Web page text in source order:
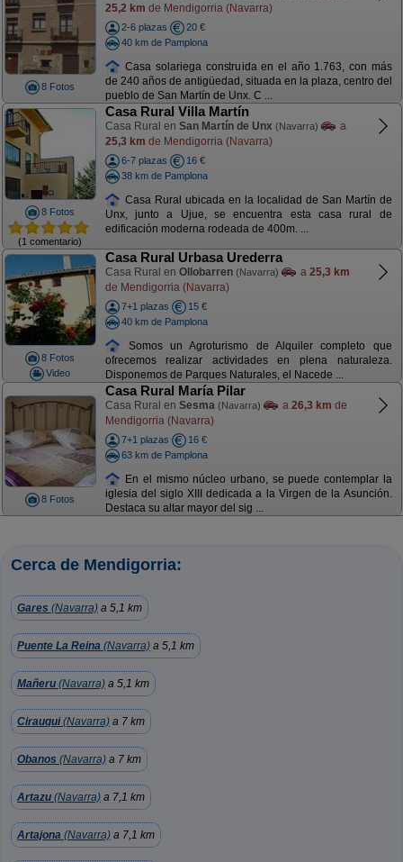
8 Fotos
25,2 km de Mendigorria (Navarra)
2-6 plazas
20 €
40 km de Pamplona
Casa solariega construida en el año 1.763, con más
de 240 años de antigüedad, situada en la plaza, centro del
pueblo de San Martín de Unx. C ...
8 Fotos
(1 comentario)
Casa Rural Villa Martín
Casa Rural en San Martín de Unx (Navarra)
a
25,3 km de Mendigorria (Navarra)
6-7 plazas
16 €
38 km de Pamplona
Casa Rural ubicada en la localidad de San Martín de
Unx, junto a Ujue, se encuentra esta casa rural de
edificación moderna rodeada de 400m. ...
8 Fotos
Video
Casa Rural Urbasa Urederra
Casa Rural en Ollobarren (Navarra) a 25,3 km
de Mendigorria (Navarra)
7+1 plazas
15 €
40 km de Pamplona
Somos un Agroturismo de Alquiler completo que
ofrecemos realizar actividades en plena naturaleza.
Disponemos de Parques Naturales, el Nacede ...
8 Fotos
Casa Rural María Pilar
Casa Rural en Sesma (Navarra) a 26,3 km de
Mendigorria (Navarra)
7+1 plazas
16 €
63 km de Pamplona
En el mismo núcleo urbano, se puede contemplar la
iglesia del siglo XIII dedicada a la Virgen de la Asunción.
Destaca su altar mayor del sig ...
Cerca de Mendigorria:
Gares (Navarra) a 5,1 km
Puente La Reina (Navarra) a 5,1 km
Mañeru (Navarra) a 5,1 km
Cirauqui(Navarra) a 7 km
Obanos (Navarra) a 7 km
Artazu (Navarra) a 7,1 km
Artajona (Navarra) a 7,1 km